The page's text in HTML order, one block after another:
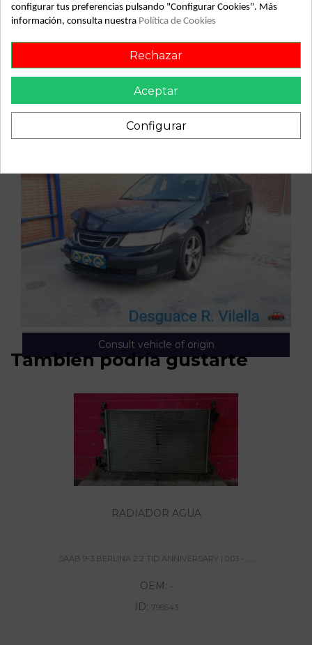
Vehículo de origen
Consult vehicle of origin
También podría gustarte
RADIADOR AGUA
SAAB 9-3 BERLINA 2.2 TID ANNIVERSARY | 0.03 - ......
OEM: -
ID: 798543
configurar tus preferencias pulsando "Configurar Cookies". Más
información, consulta nuestra Política de Cookies
Rechazar
Aceptar
Configurar